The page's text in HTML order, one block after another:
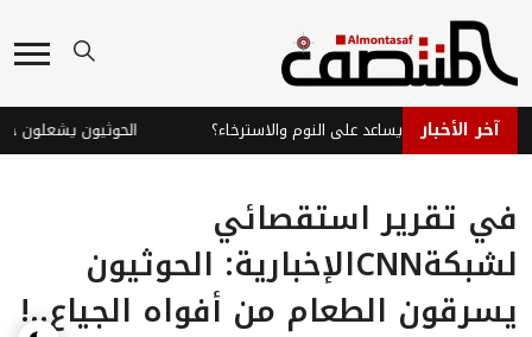
آخر الأخبار
الفلفلي: هل يساعد على النوم والاسترخاء؟ الحوثيون يشعلون جبهة
في تقرير استقصائي
لشبكةCNNالإخبارية: الحوثيون
يسرقون الطعام من أفواه الجياع..!